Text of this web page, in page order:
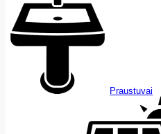
Praustuvai